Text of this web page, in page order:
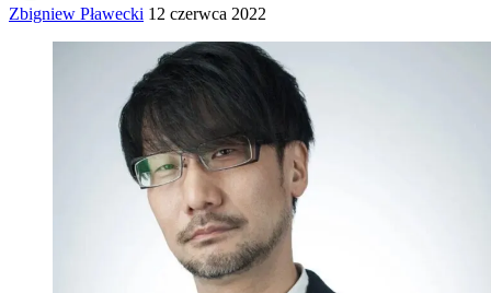
Zbigniew Pławecki 12 czerwca 2022